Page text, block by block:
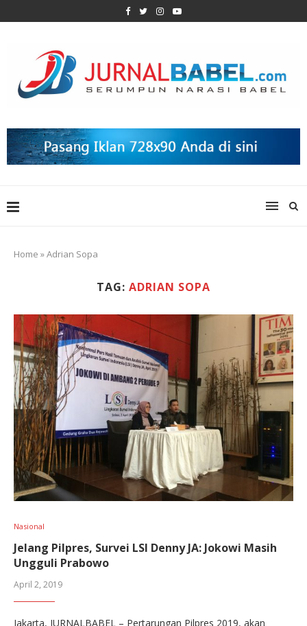
Home »Adrian Sopa
TAG: ADRIAN SOPA
Nasional
Jelang Pilpres, Survei LSI Denny JA: Jokowi Masih
Ungguli Prabowo
April 2, 2019
Jakarta, JURNALBABEL – Pertarungan Pilpres 2019, akan